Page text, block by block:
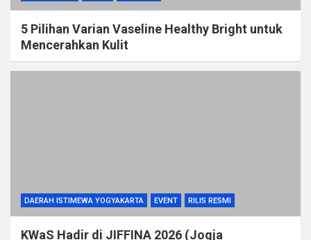
5 Pilihan Varian Vaseline Healthy Bright untuk
Mencerahkan Kulit
DAERAH ISTIMEWA YOGYAKARTA EVENT RILIS RESMI
KWaS Hadir di JIFFINA 2026 (Jogja